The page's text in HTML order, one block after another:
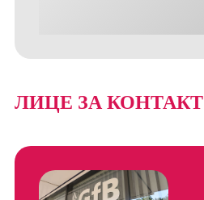
ЛИЦЕ ЗА КОНТАКТ